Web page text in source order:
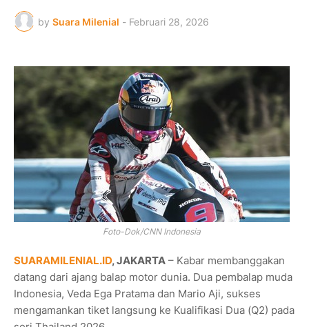
by Suara Milenial - Februari 28, 2026
Foto-Dok/CNN Indonesia
SUARAMILENIAL.ID, JAKARTA – Kabar membanggakan
datang dari ajang balap motor dunia. Dua pembalap muda
Indonesia, Veda Ega Pratama dan Mario Aji, sukses
mengamankan tiket langsung ke Kualifikasi Dua (Q2) pada